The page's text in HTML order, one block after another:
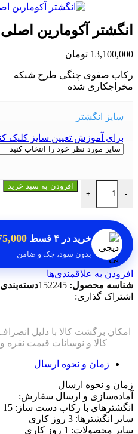
انگشتر آکومارین اصلی
13,100,000 تومان
رکاب صفوی چنگی طرح شبکه
مخراجکاری شده
سایز انگشتر
برای آموزش تعیین سایز کلیک
-
انگشتر آکومارین اصلی عدد
+
افزودن به سبد خرید
خرید در ۴ قسط
بدون سود، چک و ضامن
افزودن به علاقمندی‌ها
شناسه محصول: 152245
اشتراک گذاری:
زمان و نحوه ارسال
زمان و نحوه ارسال
آماده‌سازی و ارسال سفارش:
انگشترهای با رکاب دست ساز: 15 روز کاری
سایر انگشترها: 3 روز کاری
سایر محصولات: 1 روز کاری